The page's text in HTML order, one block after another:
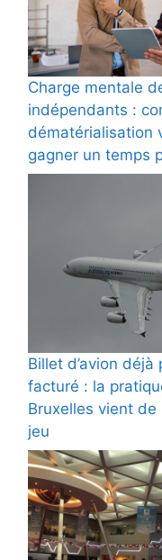
Charge mentale
indépendants :
dématérialisation
gagner un temps
Billet d’avion
facturé : la
Bruxelles vient
jeu